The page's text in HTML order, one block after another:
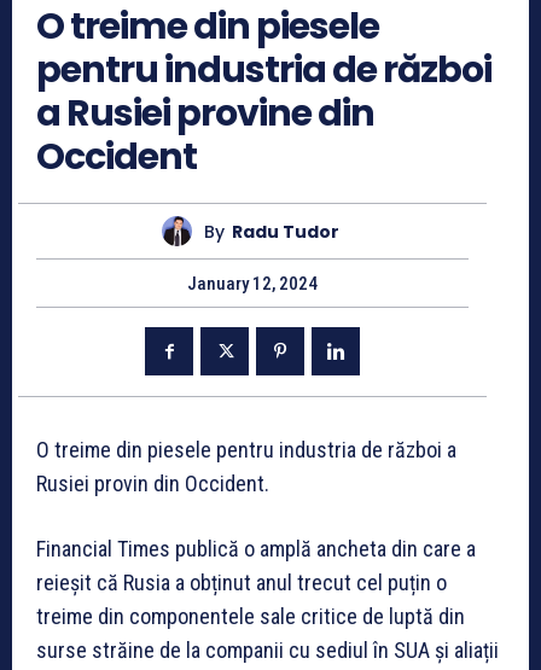
O treime din piesele
pentru industria de război
a Rusiei provine din
Occident
By Radu Tudor
January 12, 2024
O treime din piesele pentru industria de război a
Rusiei provin din Occident.
Financial Times publică o amplă ancheta din care a
reieșit că Rusia a obținut anul trecut cel puțin o
treime din componentele sale critice de luptă din
surse străine de la companii cu sediul în SUA și aliații